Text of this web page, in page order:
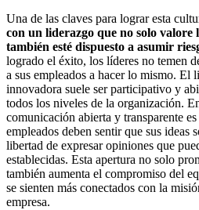
Una de las claves para lograr esta
con un liderazgo que no solo valore
también esté dispuesto a asumir
logrado el éxito, los líderes no temen
a sus empleados a hacer lo mismo. El
innovadora suele ser participativo y
todos los niveles de la organización.
comunicación abierta y transparente
empleados deben sentir que sus ideas
libertad de expresar opiniones que
establecidas. Esta apertura no solo
también aumenta el compromiso del
se sienten más conectados con la
empresa.